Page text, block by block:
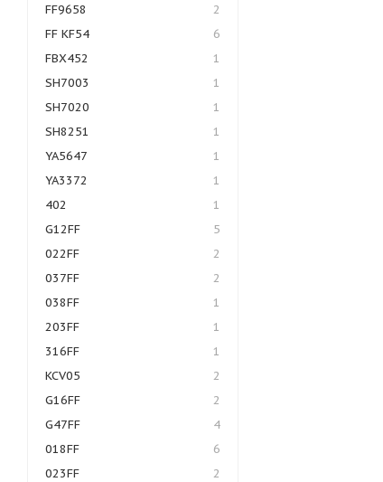
FF9658
2
FF KF54
6
FBX452
1
SH7003
1
SH7020
1
SH8251
1
YA5647
1
YA3372
1
402
1
G12FF
5
022FF
2
037FF
2
038FF
1
203FF
1
316FF
1
KCV05
2
G16FF
2
G47FF
4
018FF
6
023FF
2